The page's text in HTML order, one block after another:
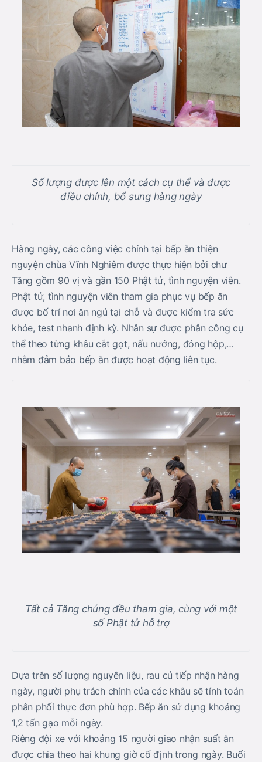
Số lượng được lên một cách cụ thể và được
điều chỉnh, bổ sung hàng ngày
Hàng ngày, các công việc chính tại bếp ăn thiện
nguyện chùa Vĩnh Nghiêm được thực hiện bởi chư
Tăng gồm 90 vị và gần 150 Phật tử, tình nguyện viên.
Phật tử, tình nguyện viên tham gia phục vụ bếp ăn
được bố trí nơi ăn ngủ tại chỗ và được kiểm tra sức
khỏe, test nhanh định kỳ. Nhân sự được phân công cụ
thể theo từng khâu cắt gọt, nấu nướng, đóng hộp,…
nhằm đảm bảo bếp ăn được hoạt động liên tục.
Tất cả Tăng chúng đều tham gia, cùng với một
số Phật tử hỗ trợ
Dựa trên số lượng nguyên liệu, rau củ tiếp nhận hàng
ngày, người phụ trách chính của các khâu sẽ tính toán
phân phối thực đơn phù hợp. Bếp ăn sử dụng khoảng
1,2 tấn gạo mỗi ngày.
Riêng đội xe với khoảng 15 người giao nhận suất ăn
được chia theo hai khung giờ cố định trong ngày. Buổi